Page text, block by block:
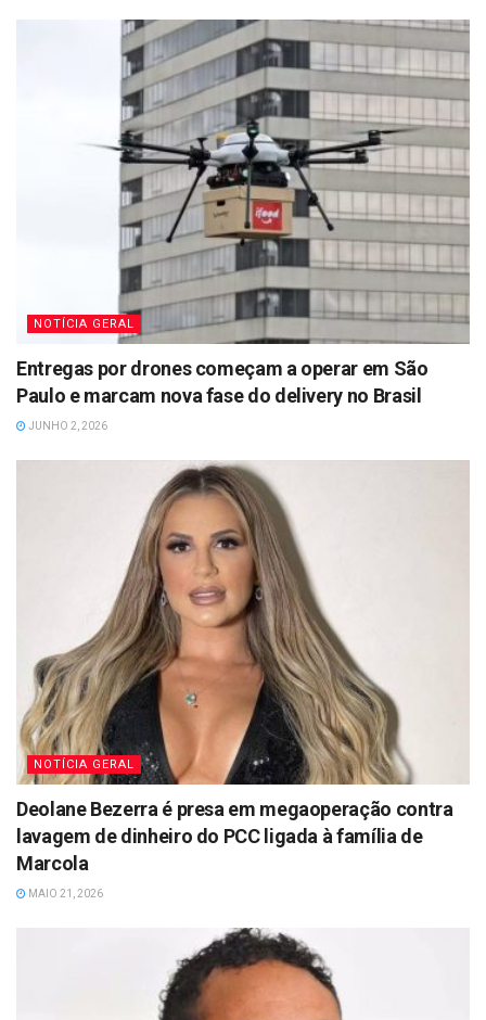
NOTÍCIA GERAL
Entregas por drones começam a operar em São
Paulo e marcam nova fase do delivery no Brasil
JUNHO 2, 2026
NOTÍCIA GERAL
Deolane Bezerra é presa em megaoperação contra
lavagem de dinheiro do PCC ligada à família de
Marcola
MAIO 21, 2026